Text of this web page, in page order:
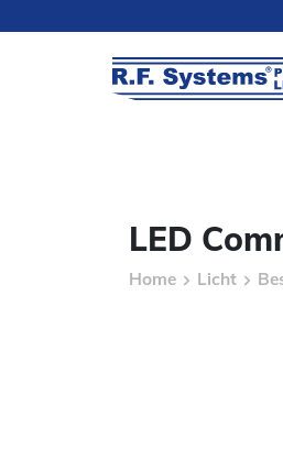
LED
Home Licht